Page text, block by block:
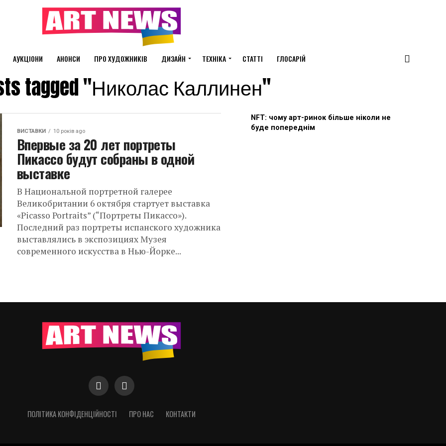
АУКЦІОНИ АНОНСИ ПРО ХУДОЖНИКІВ ДИЗАЙН ТЕХНІКА СТАТТІ ГЛОСАРІЙ
tagged "Николас Каллинен"
ВИСТАВКИ 10 років ago
Впервые за 20 лет портреты
Пикассо будут собраны в одной
выставке
В Национальной портретной галерее
Великобритании 6 октября стартует выставка
«Picasso Portraits” (“Портреты Пикассо»).
Последний раз портреты испанского художника
выставлялись в экспозициях Музея
современного искусства в Нью-Йорке...
NFT: чому арт-ринок більше ніколи не
буде попереднім
ПОЛІТИКА КОНФІДЕНЦІЙНОСТІ ПРО НАС КОНТАКТИ